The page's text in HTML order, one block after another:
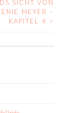
SICHT VON
MEYER –
KAPITEL 4 >